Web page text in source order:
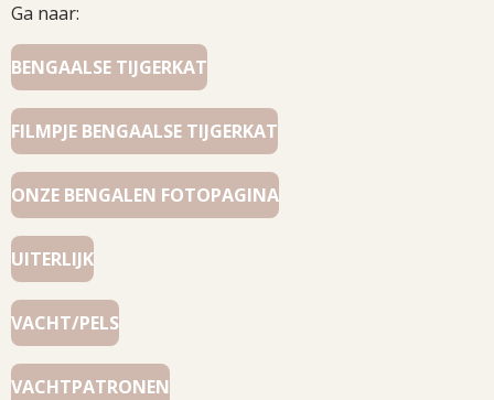
Ga naar:
BENGAALSE TIJGERKAT
FILMPJE BENGAALSE TIJGERKAT
ONZE BENGALEN FOTOPAGINA
UITERLIJK
VACHT/PELS
VACHTPATRONEN